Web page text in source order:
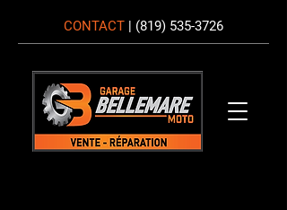
CONTACT | (819) 535-3726